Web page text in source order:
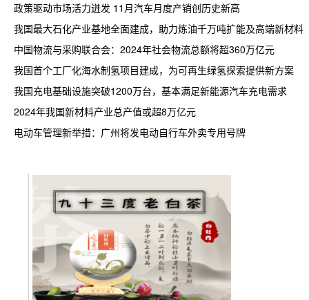
政策驱动市场活力迸发 11月汽车月度产销创历史新高
我国最大石化产业基地全面建成，助力炼油千万吨扩能及高端新材料
中国物流与采购联合会：2024年社会物流总额将超360万亿元
我国首个工厂化海水制氢项目建成，为可再生绿氢探索提供新方案
我国充电基础设施突破1200万台，基本满足新能源汽车充电需求
2024年我国新材料产业总产值或超8万亿元
电动车管理新举措：广州将发电动自行车外卖专用号牌